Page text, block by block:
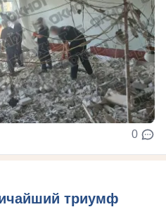
0
триумф